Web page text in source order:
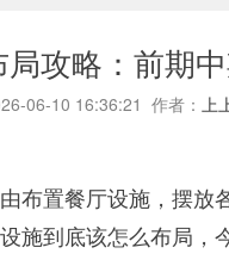
攻略：前期
06-10 16:36:21 作者： 上
布置餐厅设施，摆
施到底该怎么布局